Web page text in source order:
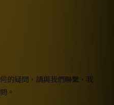
的疑問，請與我們聯繫，我
。